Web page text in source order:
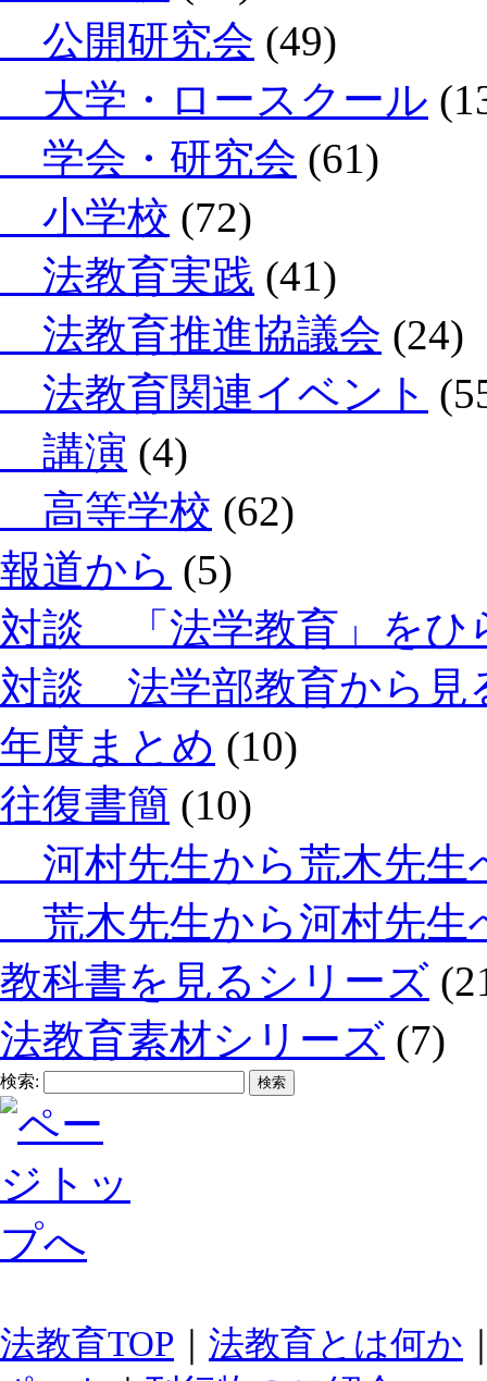
公開研究会 (49)
大学・ロースクール
学会・研究会 (61)
小学校 (72)
法教育実践 (41)
法教育推進協議会 (24)
法教育関連イベント
講演 (4)
高等学校 (62)
報道から (5)
対談 「法学教育」をひ
対談 法学部教育から見
年度まとめ (10)
往復書簡 (10)
河村先生から荒木先生
荒木先生から河村先生
教科書を見るシリーズ
法教育素材シリーズ (7)
検索:
法教育TOP 法教育とは何か